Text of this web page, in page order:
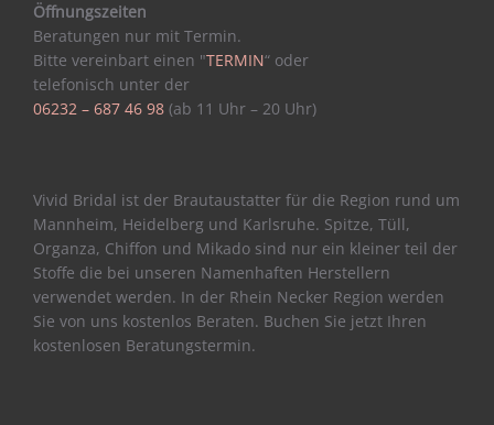
Öffnungszeiten
Beratungen nur mit Termin.
Bitte vereinbart einen "TERMIN“ oder
telefonisch unter der
06232 – 687 46 98 (ab 11 Uhr – 20 Uhr)
Vivid Bridal ist der Brautaustatter für die Region rund um
Mannheim, Heidelberg und Karlsruhe. Spitze, Tüll,
Organza, Chiffon und Mikado sind nur ein kleiner teil der
Stoffe die bei unseren Namenhaften Herstellern
verwendet werden. In der Rhein Necker Region werden
Sie von uns kostenlos Beraten. Buchen Sie jetzt Ihren
kostenlosen Beratungstermin.